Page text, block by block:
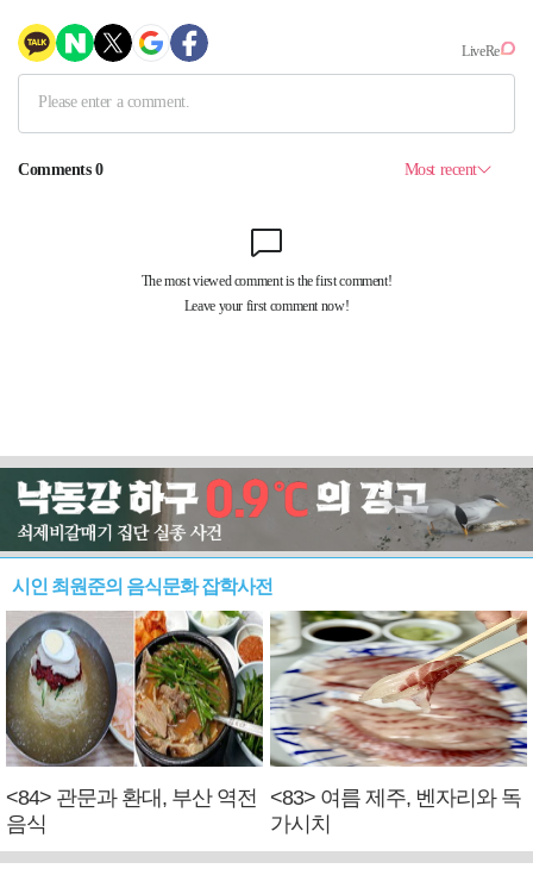
시인 최원준의 음식문화 잡학사전
<84> 관문과 환대, 부산 역전
음식
<83> 여름 제주, 벤자리와 독
가시치